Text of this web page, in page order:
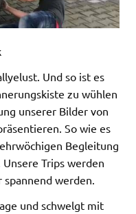
Und so ist es
zu wühlen
unserer Bilder von
So wie es
Begleitung
Trips werden
werden.
und schwelgt mit